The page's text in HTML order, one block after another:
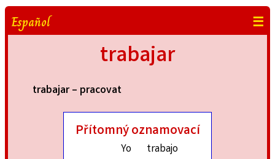
Español ☰
trabajar
trabajar – pracovat
Přítomný oznamovací
Yo
trabajo